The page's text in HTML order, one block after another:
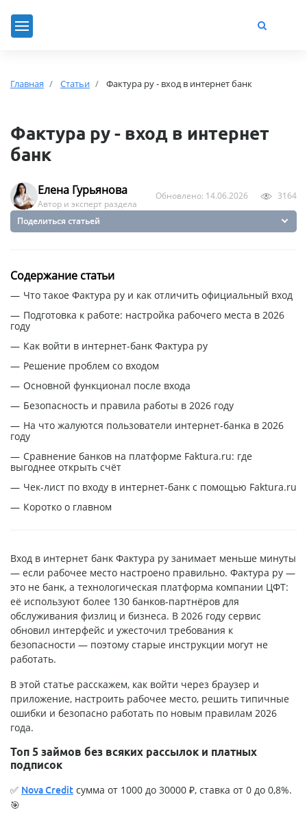
Главная Статьи Фактура ру - вход в интернет банк
Фактура ру - вход в интернет
банк
Елена Гурьянова
Автор и эксперт раздела
Обновлено: 14.06.2026 3164
Поделиться статьей
Содержание статьи
Что такое Фактура ру и как отличить официальный вход
Подготовка к работе: настройка рабочего места в 2026
году
Как войти в интернет-банк Фактура ру
Решение проблем со входом
Основной функционал после входа
Безопасность и правила работы в 2026 году
На что жалуются пользователи интернет-банка в 2026
году
Сравнение банков на платформе Faktura.ru: где
выгоднее открыть счёт
Чек-лист по входу в интернет-банк с помощью Faktura.ru
Коротко о главном
Вход в интернет банк Фактура ру занимает меньше минуты
— если рабочее место настроено правильно. Фактура ру —
это не банк, а технологическая платформа компании ЦФТ:
её используют более 130 банков-партнёров для
обслуживания физлиц и бизнеса. В 2026 году сервис
обновил интерфейс и ужесточил требования к
безопасности — поэтому старые инструкции могут не
работать.
В этой статье расскажем, как войти через браузер и
приложение, настроить рабочее место, решить типичные
ошибки и безопасно работать по новым правилам 2026
года.
Топ 5 займов без всяких рассылок и платных
подписок
✅ Nova Credit сумма от 1000 до 30000 ₽, ставка от 0 до 0,8%.
🎯